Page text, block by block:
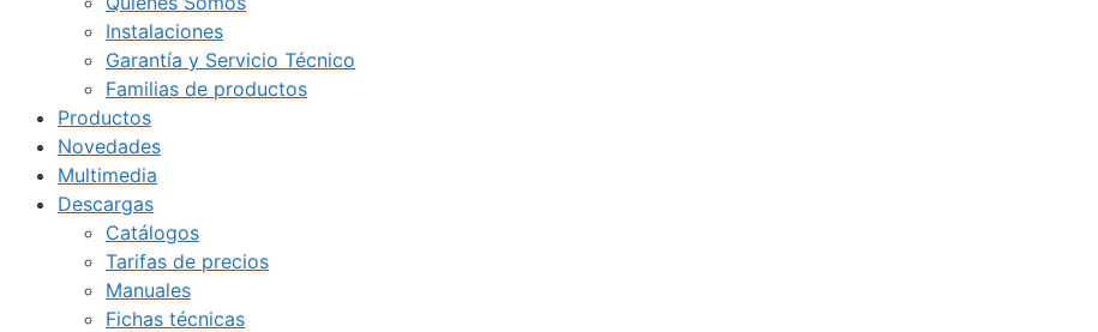
Instalaciones
Garantía y Servicio Técnico
Familias de productos
Productos
Novedades
Multimedia
Descargas
Catálogos
Tarifas de precios
Manuales
Fichas técnicas